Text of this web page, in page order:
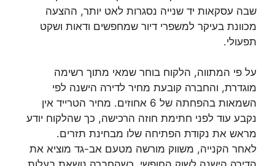
שבה עסקאות יד שנייה נסגרות לאט יותר, ההצעה
מכוונת בעיקר למשפרי דיור שמחפשים ודאות ושקט
תפעולי.
על פי המתווה, הלקוח בוחר שמאי מתוך רשימה
מוגדרת, והחברה קובעת מחיר לדירה הישנה לפי
השמאות בהפחתה של 6 אחוזים. מחיר הטרייד אין
נקבע עוד לפני חתימת חוזה הרכישה, כך שהלקוח יודע
מראש את נקודת הפתיחה שלו מבחינת תזרים.
לאחר הקנייה, משווק מורשה מטעם אב-גד מוציא את